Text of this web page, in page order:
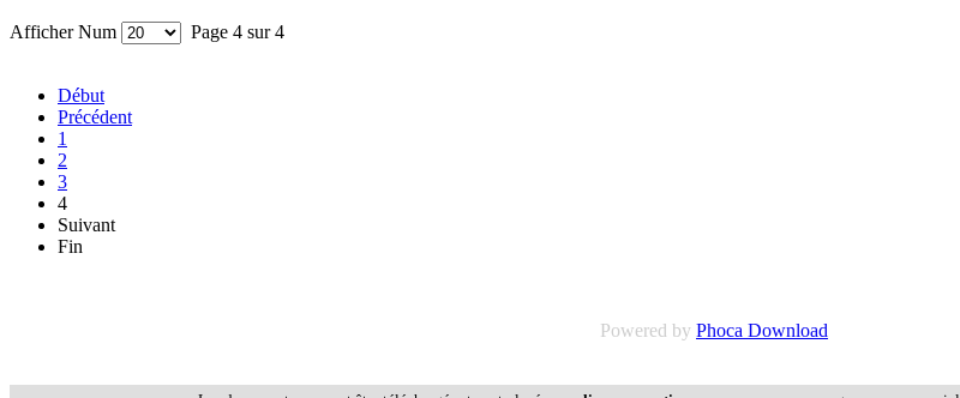
Afficher Num Page 4 sur 4
Début
Précédent
1
2
3
4
Suivant
Fin
Powered by Phoca Download